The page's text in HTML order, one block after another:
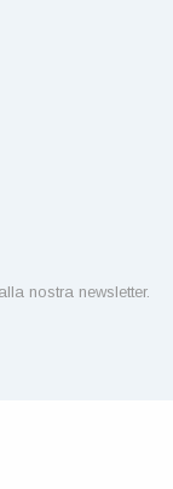
nostra newsletter.